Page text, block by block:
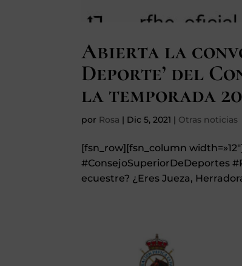
Abierta la
Deporte’ del
la temporada
por Rosa | Dic 5, 2021 | Otras noticias
[fsn_row][fsn_column
#ConsejoSuperiorDeDeportes
ecuestre? ¿Eres Jueza,